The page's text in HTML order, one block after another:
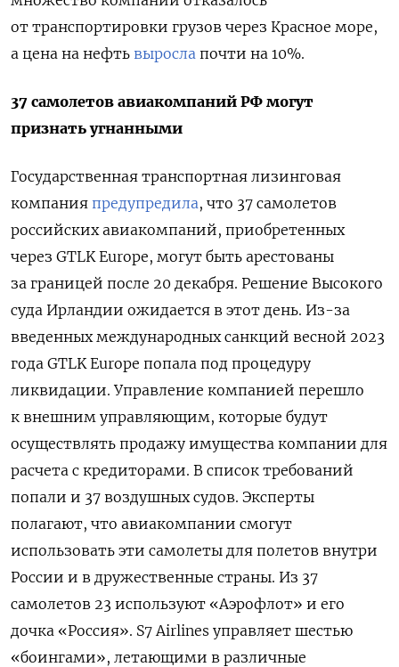
от транспортировки грузов через Красное море,
а цена на нефть выросла почти на 10%.
37 самолетов авиакомпаний РФ могут
признать угнанными
Государственная транспортная лизинговая
компания предупредила, что 37 самолетов
российских авиакомпаний, приобретенных
через GTLK Europe, могут быть арестованы
за границей после 20 декабря. Решение Высокого
суда Ирландии ожидается в этот день. Из-за
введенных международных санкций весной 2023
года GTLK Europe попала под процедуру
ликвидации. Управление компанией перешло
к внешним управляющим, которые будут
осуществлять продажу имущества компании для
расчета с кредиторами. В список требований
попали и 37 воздушных судов. Эксперты
полагают, что авиакомпании смогут
использовать эти самолеты для полетов внутри
России и в дружественные страны. Из 37
самолетов 23 используют «Аэрофлот» и его
дочка «Россия». S7 Airlines управляет шестью
«боингами», летающими в различные